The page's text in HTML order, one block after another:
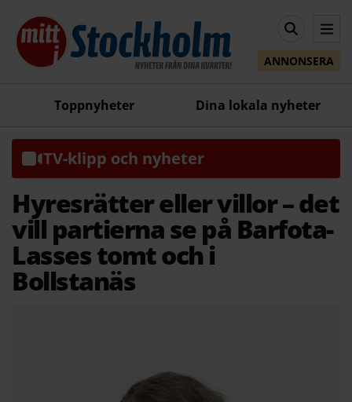
ANNONSERA
Toppnyheter Dina lokala nyheter
TV-klipp och nyheter
Hyresrätter eller villor – det
vill partierna se på Barfota-
Lasses tomt och i
Bollstanäs